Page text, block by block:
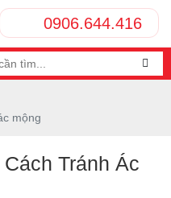
0906.644.416
mộng
Tránh Ác